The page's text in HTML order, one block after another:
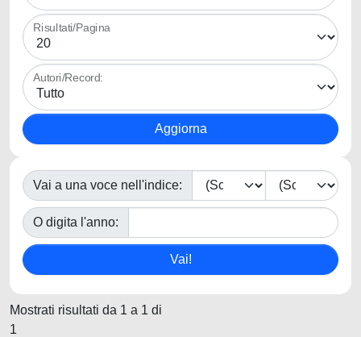
Risultati/Pagina
Autori/Record:
Vai a una voce nell'indice:
O digita l'anno:
Mostrati risultati da 1 a 1 di
1